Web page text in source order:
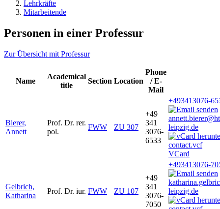
Lehrkräfte
Mitarbeitende
Personen in einer Professur
Zur Übersicht mit Professur
Name
Academical
title
Section Location
Phone
/ E-
Mail
Bierer,
Annett
Prof. Dr. rer.
pol.
FWW ZU 307
+49
341
3076-
6533
+493413076-
leipzig.de
VCard
Gelbrich,
Katharina
Prof. Dr. iur. FWW ZU 107
+49
341
3076-
7050
+493413076-
leipzig.de